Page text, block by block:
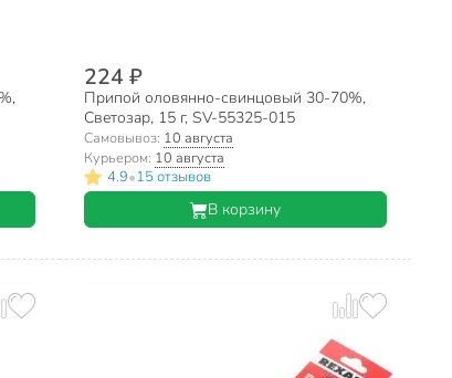
224 ₽
Припой оловянно-свинцовый 30-70%,
Светозар, 15 г, SV-55325-015
Самовывоз: 10 августа
Курьером: 10 августа
4.9•15 отзывов
В корзину